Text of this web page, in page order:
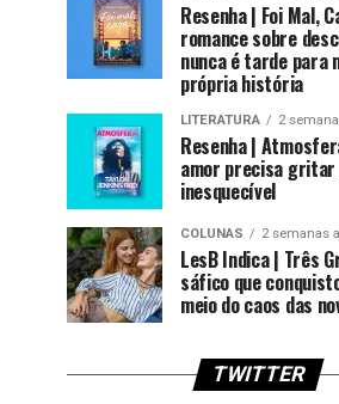
Resenha | Foi Mal,
romance sobre
nunca é tarde para
própria história
LITERATURA 2
Resenha |
amor precisa
inesquecível
COLUNAS 2 semanas
LesB Indica | Três
sáfico que
meio do caos das
TWITTER